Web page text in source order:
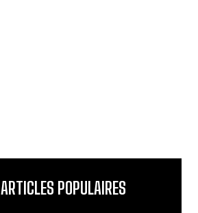
ARTICLES POPULAIRES